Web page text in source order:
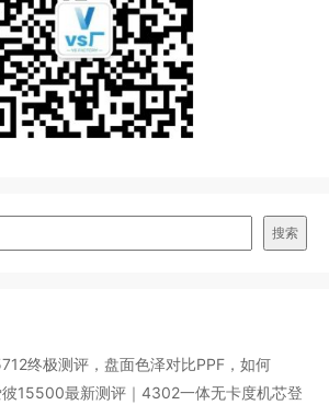
搜索
终极测评，盘面色泽对比PPF，如何
15500最新测评｜4302一体无卡度机芯登